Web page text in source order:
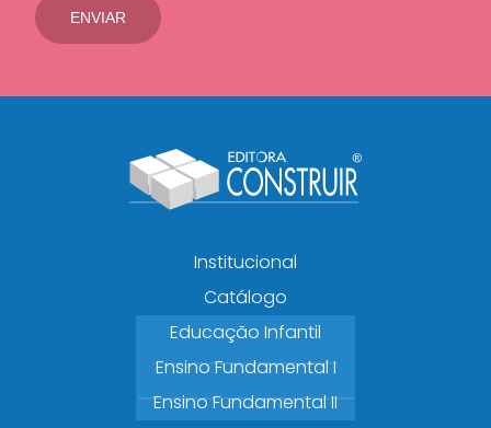
Institucional
Catálogo
Educação Infantil
Ensino Fundamental I
Ensino Fundamental II